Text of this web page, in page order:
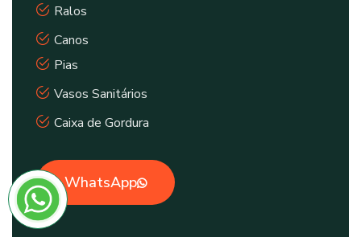
Ralos
Canos
Pias
Vasos Sanitários
Caixa de Gordura
WhatsApp